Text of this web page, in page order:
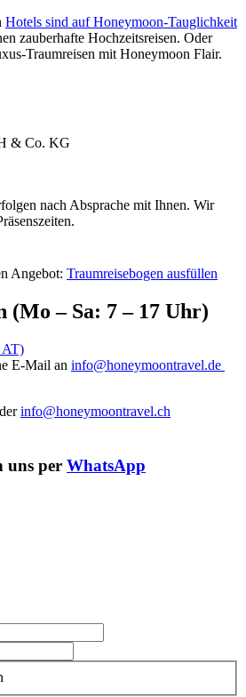
Hotels sind auf Honeymoon-Tauglichkeit
zauberhafte Hochzeitsreisen. Oder
Traumreisen mit Honeymoon Flair.
& Co. KG
nach Absprache mit Ihnen. Wir
Angebot: Traumreisebogen ausfüllen
(Mo – Sa: 7 – 17 Uhr)
AT)
E-Mail an info@honeymoontravel.de
info@honeymoontravel.ch
uns per WhatsApp